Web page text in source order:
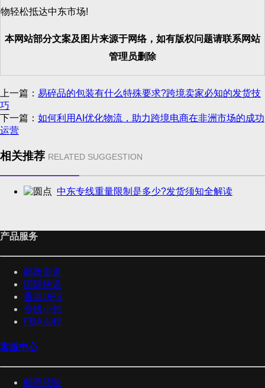
物轻松抵达中东市场!
本网站部分文案及图片来源于网络，如有版权问题请联系网站
管理员删除
上一篇： 易碎品的包装有什么特殊要求?跨境卖家必知的发货技
巧
下一篇： 如何利用AI优化物流，助力跨境电商在非洲市场的成功
运营
相关推荐 RELATED SUGGESTION
中东专线重量限制是多少?发货须知全解读
产品服务
邮政渠道
国际快递
香港UPS
专线小包
FBA头程
客服中心
邮寄经验